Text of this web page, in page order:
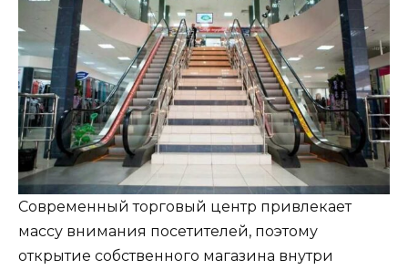
Современный торговый центр привлекает
массу внимания посетителей, поэтому
открытие собственного магазина внутри